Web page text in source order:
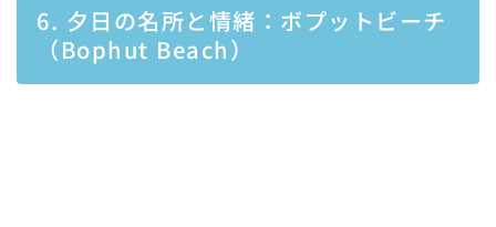
6. 夕日の名所と情緒：ボプットビーチ
（Bophut Beach）